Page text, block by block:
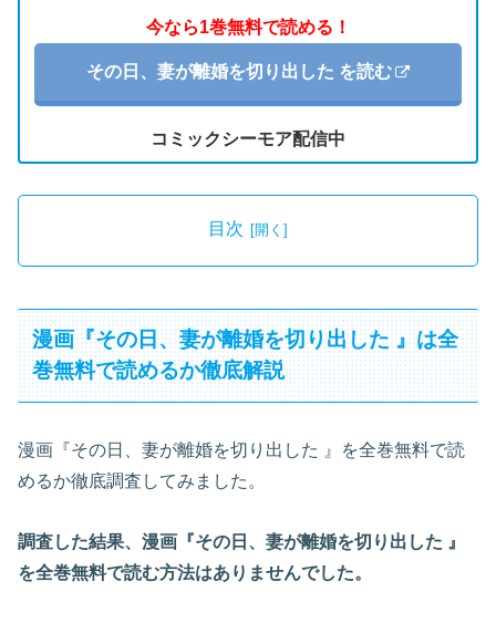
今なら1巻無料で読める！
その日、妻が離婚を切り出した を読む
コミックシーモア配信中
目次
漫画『その日、妻が離婚を切り出した 』は全
巻無料で読めるか徹底解説
漫画『その日、妻が離婚を切り出した 』を全巻無料で読
めるか徹底調査してみました。
調査した結果、漫画『その日、妻が離婚を切り出した 』
を全巻無料で読む方法はありませんでした。